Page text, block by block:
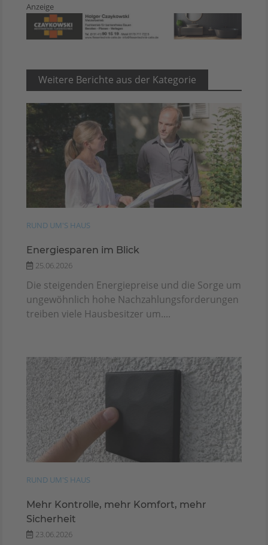
Anzeige
Weitere Berichte aus der Kategorie
RUND UM'S HAUS
Energiesparen im Blick
25.06.2026
Die steigenden Energiepreise und die Sorge um
ungewöhnlich hohe Nachzahlungsforderungen
treiben viele Hausbesitzer um....
RUND UM'S HAUS
Mehr Kontrolle, mehr Komfort, mehr
Sicherheit
23.06.2026